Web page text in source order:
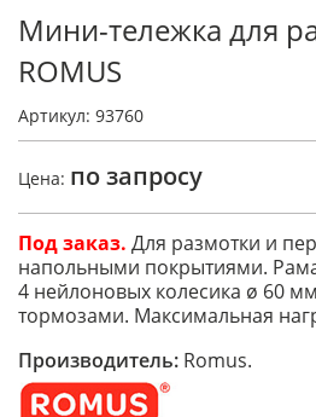
Мини-тележка для
ROMUS
Артикул: 93760
Цена: по запросу
Под заказ. Для размотки и
напольными покрытиями.
4 нейлоновых колесика ø 60
тормозами. Максимальная
Производитель: Romus.